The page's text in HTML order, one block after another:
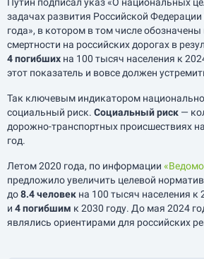
задачах развития Российской
года», в котором в том числе
смертности на российских дорогах в
4 погибших на 100 тысяч населения к
этот показатель и вовсе должен
Так ключевым индикатором
социальный риск. Социальный риск —
дорожно-транспортных происшествиях
год.
Летом 2020 года, по информации
предложило увеличить целевой
до8.4 человек на 100 тысяч населения к
и 4 погибшим к 2030 году. До мая 2024
являлись ориентирами для российских